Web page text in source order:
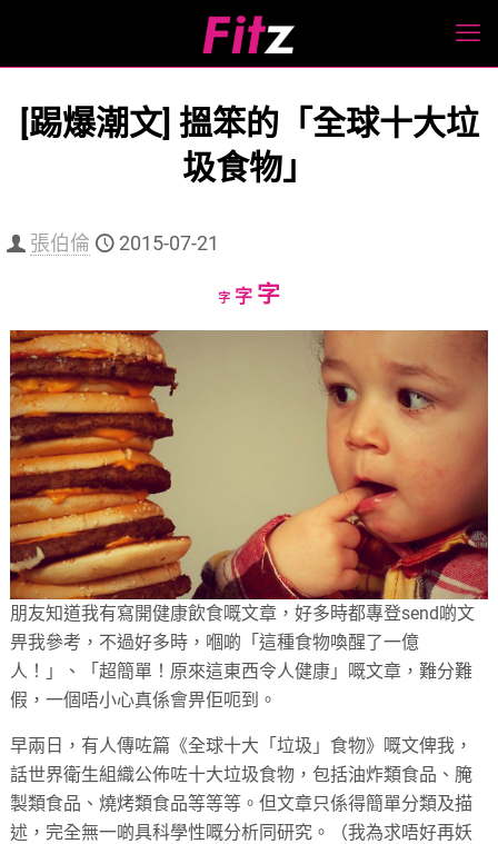
[踢爆潮文] 搵笨的「全球十大垃
圾食物」
張伯倫 2015-07-21
字Decrease
字Reset
字Increase
size.
朋友知道我有寫開健康飲食嘅文章，好多時都專登send啲文
畀我參考，不過好多時，嗰啲「這種食物喚醒了一億
人！」、「超簡單！原來這東西令人健康」嘅文章，難分難
假，一個唔小心真係會畀佢呃到。
早兩日，有人傳咗篇《全球十大「垃圾」食物》嘅文俾我，
話世界衛生組織公佈咗十大垃圾食物，包括油炸類食品、腌
製類食品、燒烤類食品等等等。但文章只係得簡單分類及描
述，完全無一啲具科學性嘅分析同研究。（我為求唔好再妖